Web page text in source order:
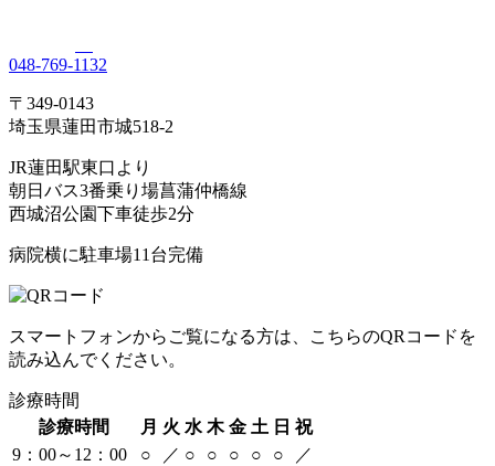
048-769-1132
〒349-0143
埼玉県蓮田市城518-2
JR蓮田駅東口より
朝日バス3番乗り場菖蒲仲橋線
西城沼公園下車徒歩2分
病院横に駐車場11台完備
スマートフォンからご覧になる方は、こちらのQRコードを
読み込んでください。
診療時間
診療時間
月 火 水 木 金 土 日 祝
9：00～12：00
○ ／ ○ ○ ○ ○ ○
／